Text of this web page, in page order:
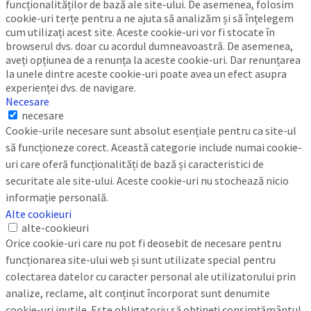
funcționalităților de bază ale site-ului. De asemenea, folosim
cookie-uri terțe pentru a ne ajuta să analizăm și să înțelegem
cum utilizați acest site. Aceste cookie-uri vor fi stocate în
browserul dvs. doar cu acordul dumneavoastră. De asemenea,
aveți opțiunea de a renunța la aceste cookie-uri. Dar renunțarea
la unele dintre aceste cookie-uri poate avea un efect asupra
experienței dvs. de navigare.
Necesare
necesare
Cookie-urile necesare sunt absolut esențiale pentru ca site-ul
să funcționeze corect. Această categorie include numai cookie-
uri care oferă funcționalități de bază și caracteristici de
securitate ale site-ului. Aceste cookie-uri nu stochează nicio
informație personală.
Alte cookieuri
alte-cookieuri
Orice cookie-uri care nu pot fi deosebit de necesare pentru
funcționarea site-ului web și sunt utilizate special pentru
colectarea datelor cu caracter personal ale utilizatorului prin
analize, reclame, alt conținut încorporat sunt denumite